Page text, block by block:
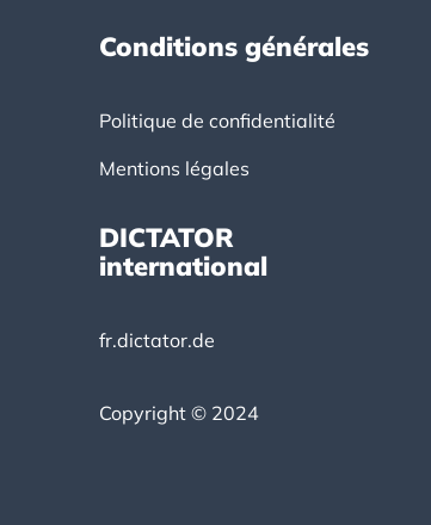
Conditions générales
Politique de confidentialité
Mentions légales
DICTATOR
international
fr.dictator.de
Copyright © 2024